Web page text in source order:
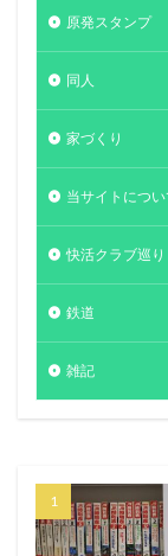
原発スタンプ
同人
家づくり
当サイトについ
快活クラブ巡り
鉄道
雑記